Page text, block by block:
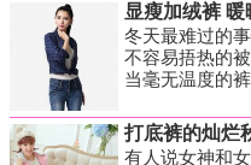
显瘦加绒裤 暖
冬天最难过的
不容易捂热的
当毫无温度的
打底裤的灿烂
有人说女神和